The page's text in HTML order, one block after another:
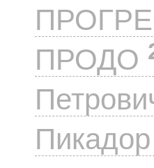
ПРОДО
Пикадор